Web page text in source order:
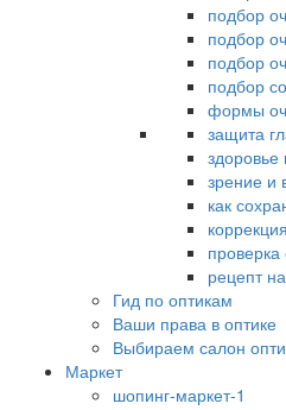
подбор
подбор
подбор
подбор
формы
защита
здоровье
зрение и
как
проверка
рецепт
Гид по оптикам
Ваши права в оптике
Выбираем салон
Маркет
шопинг-маркет-1